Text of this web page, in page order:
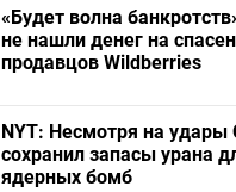
«Будет волна
не нашли денег на
продавцов Wildberries
NYT: Несмотря на
сохранил запасы урана
ядерных бомб